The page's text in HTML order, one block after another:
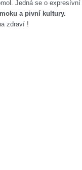
Jedná se o expresívní
a pivní kultury.
zdraví !